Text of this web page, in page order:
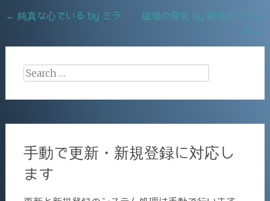
k
Post
← 純真な心でいる by ミラ
磁場の変化 by 銀河カウンシ
ル →
Search
手動で更新・新規登録に対応し
ます